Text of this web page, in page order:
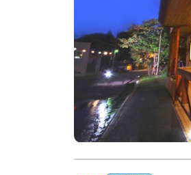
r
c